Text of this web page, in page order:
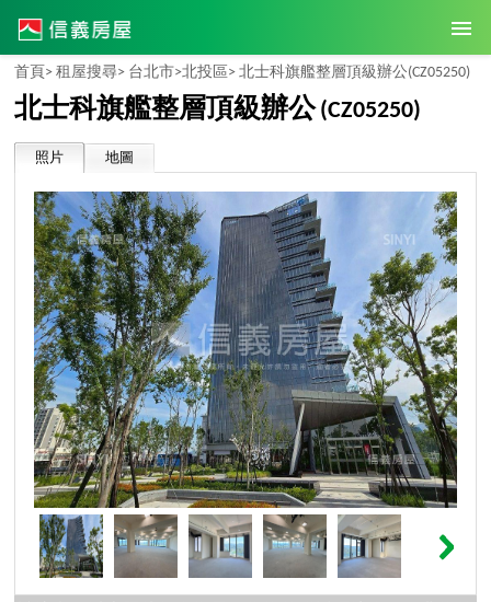
首頁> 租屋搜尋> 台北市>北投區> 北士科旗艦整層頂級辦公(CZ05250)
北士科旗艦整層頂級辦公 (CZ05250)
照片 地圖